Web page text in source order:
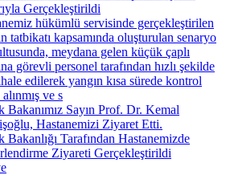
Gerçekleştirildi
hükümlü servisinde gerçekleştirilen
tatbikatı kapsamında oluşturulan senaryo
meydana gelen küçük çaplı
görevli personel tarafından hızlı şekilde
edilerek yangın kısa sürede kontrol
alınmış ve s
Bakanımız Sayın Prof. Dr. Kemal
Hastanemizi Ziyaret Etti.
Bakanlığı Tarafından Hastanemizde
Ziyareti Gerçekleştirildi